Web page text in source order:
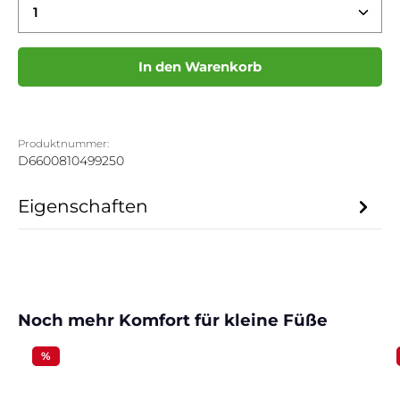
In den Warenkorb
Produktnummer:
D6600810499250
Eigenschaften
Produktgalerie überspringen
Noch mehr Komfort für kleine Füße
%